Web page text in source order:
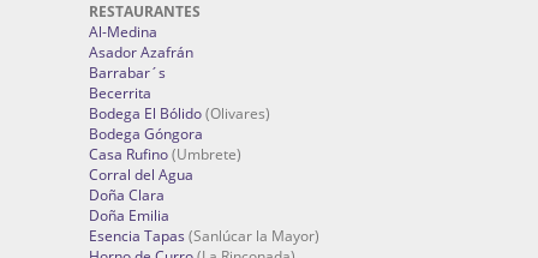
RESTAURANTES
Al-Medina
Asador Azafrán
Barrabar´s
Becerrita
Bodega El Bólido(Olivares)
Bodega Góngora
Casa Rufino(Umbrete)
Corral del Agua
Doña Clara
Doña Emilia
Esencia Tapas (Sanlúcar la Mayor)